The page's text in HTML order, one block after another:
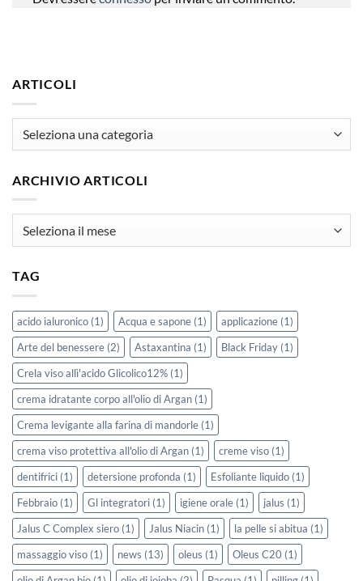
ARTICOLI
ARCHIVIO ARTICOLI
TAG
acido ialuronico (1) Acqua e sapone (1) applicazione (1)
Arte del benessere (2) Astaxantina (1) Black Friday (1)
Crela viso allì'acido Glicolico12% (1)
crema idratante corpo all'olio di Argan (1)
Crema levigante alla farina di mandorle (1)
crema viso protettiva all'olio di Argan (1) creme viso (1)
dentifrici (1) detersione profonda (1) Esfoliante liquido (1)
Febbraio (1) Gl integratori (1) igiene orale (1) jalus (1)
Jalus C Complex siero (1) Jalus Niacin (1) la pelle si abitua (1)
massaggio viso (1) news (13) oleus (1) Oleus C20 (1)